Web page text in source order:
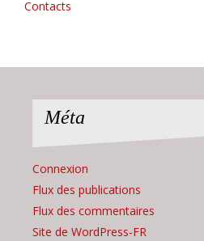
Contacts
Méta
Connexion
Flux des publications
Flux des commentaires
Site de WordPress-FR